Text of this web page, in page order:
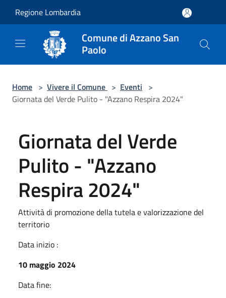
Regione Lombardia
Comune di Azzano San
Paolo
Home > Vivere il Comune > Eventi >
Giornata del Verde Pulito - "Azzano Respira 2024"
Giornata del Verde
Pulito - "Azzano
Respira 2024"
Attività di promozione della tutela e valorizzazione del
territorio
Data inizio :
10 maggio 2024
Data fine: